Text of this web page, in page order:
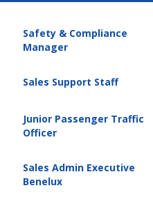
Safety & Compliance
Manager
Sales Support Staff
Junior Passenger Traffic
Officer
Sales Admin Executive
Benelux